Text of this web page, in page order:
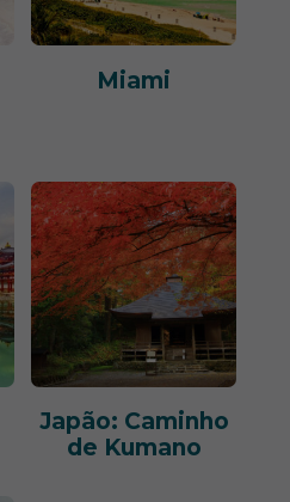
Miami
Japão: Caminho
de Kumano